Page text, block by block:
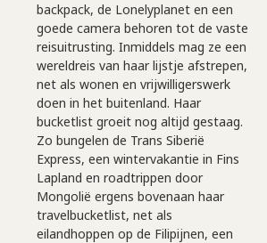
backpack, de Lonelyplanet en een
goede camera behoren tot de vaste
reisuitrusting. Inmiddels mag ze een
wereldreis van haar lijstje afstrepen,
net als wonen en vrijwilligerswerk
doen in het buitenland. Haar
bucketlist groeit nog altijd gestaag.
Zo bungelen de Trans Siberië
Express, een wintervakantie in Fins
Lapland en roadtrippen door
Mongolië ergens bovenaan haar
travelbucketlist, net als
eilandhoppen op de Filipijnen, een